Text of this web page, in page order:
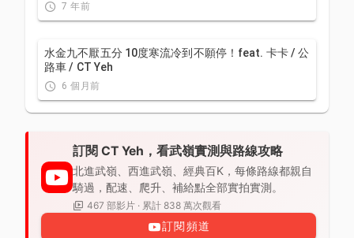
7 年前
水金九不厭五分 10度寒流冷到不願停！feat. 卡卡 / 公
路車 / CT Yeh
6 個月前
訂閱 CT Yeh，看武嶺實測與路線攻略
北進武嶺、西進武嶺、經典百K，每條路線都親自
騎過，配速、爬升、補給點全部實拍實測。
467 部影片 · 累計 838 萬次觀看
訂閱頻道